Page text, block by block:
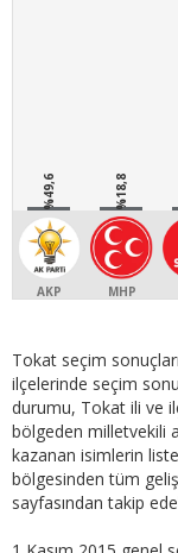
%49,6
AKP
%18,8
MHP
Tokat seçim
ilçelerinde seçim
durumu, Tokat ili ve
bölgeden milletvekili
kazanan isimlerin
bölgesinden tüm
sayfasından takip